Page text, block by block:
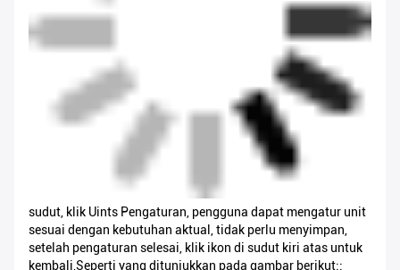
sudut, klik Uints Pengaturan, pengguna dapat mengatur unit
sesuai dengan kebutuhan aktual, tidak perlu menyimpan,
setelah pengaturan selesai, klik ikon di sudut kiri atas untuk
kembali,Seperti yang ditunjukkan pada gambar berikut::